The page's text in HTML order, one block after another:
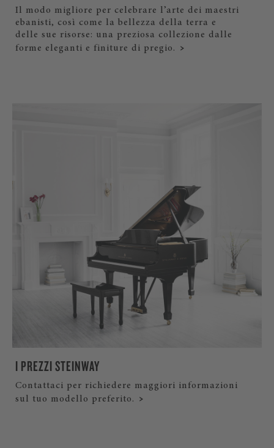
Il modo migliore per celebrare l’arte dei maestri
ebanisti, così come la bellezza della terra e
delle sue risorse: una preziosa collezione dalle
forme eleganti e finiture di pregio.
I PREZZI STEINWAY
Contattaci per richiedere maggiori informazioni
sul tuo modello preferito.